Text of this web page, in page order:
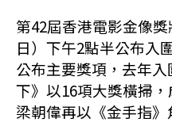
第42屆香港電影金像
日）下午2點半公布入
公布主要獎項，去年
下》以16項大獎橫掃
梁朝偉再以《金手指